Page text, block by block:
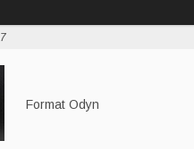
Format Odyn